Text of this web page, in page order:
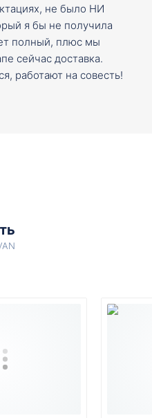
не было НИ
я бы не получила
полный, плюс мы
сейчас доставка.
работают на совесть!